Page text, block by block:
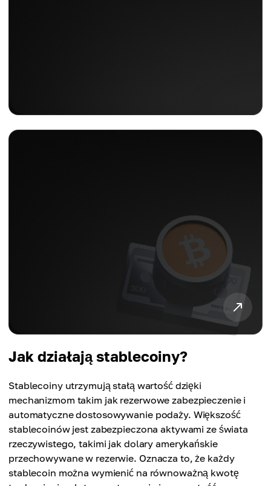
Jak działają stablecoiny?
Stablecoiny utrzymują stałą wartość dzięki
mechanizmom takim jak rezerwowe zabezpieczenie i
automatyczne dostosowywanie podaży. Większość
stablecoinów jest zabezpieczona aktywami ze świata
rzeczywistego, takimi jak dolary amerykańskie
przechowywane w rezerwie. Oznacza to, że każdy
stablecoin można wymienić na równoważną kwotę